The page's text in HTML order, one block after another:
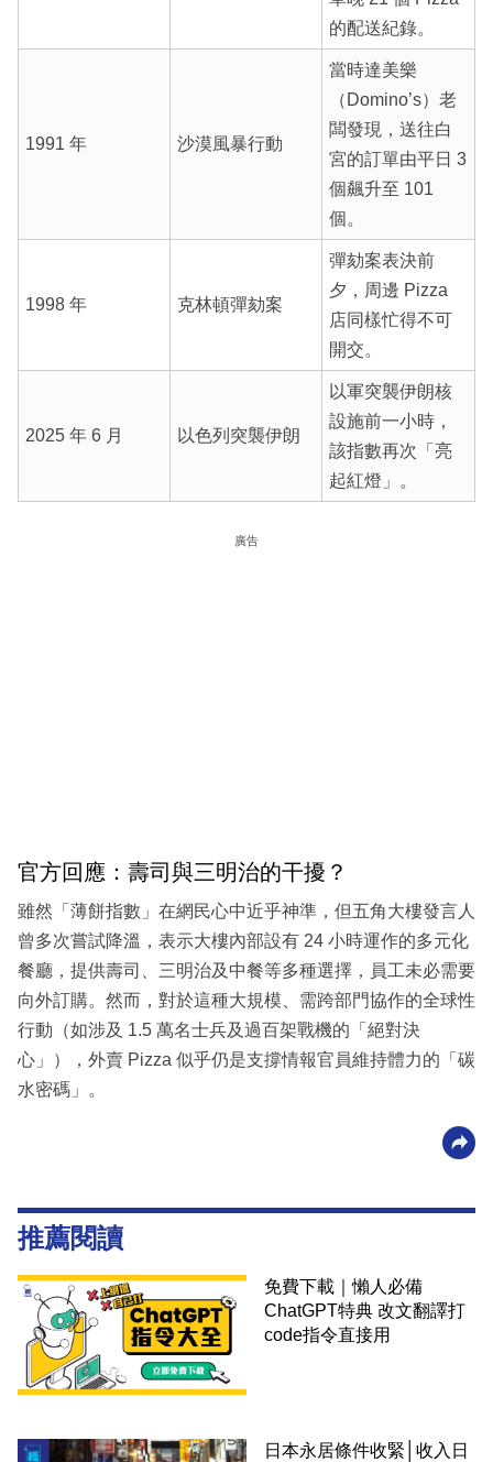
的配送紀錄。
1991 年 沙漠風暴行動
當時達美樂
（Domino’s）老
闆發現，送往白
宮的訂單由平日 3
個飆升至 101
個。
1998 年 克林頓彈劾案
彈劾案表決前
夕，周邊 Pizza
店同樣忙得不可
開交。
2025 年 6 月 以色列突襲伊朗
以軍突襲伊朗核
設施前一小時，
該指數再次「亮
起紅燈」。
廣告
官方回應：壽司與三明治的干擾？
雖然「薄餅指數」在網民心中近乎神準，但五角大樓發言人
曾多次嘗試降溫，表示大樓內部設有 24 小時運作的多元化
餐廳，提供壽司、三明治及中餐等多種選擇，員工未必需要
向外訂購。然而，對於這種大規模、需跨部門協作的全球性
行動（如涉及 1.5 萬名士兵及過百架戰機的「絕對決
心」），外賣 Pizza 似乎仍是支撐情報官員維持體力的「碳
水密碼」。
推薦閱讀
免費下載｜懶人必備
ChatGPT特典 改文翻譯打
code指令直接用
日本永居條件收緊│收入日